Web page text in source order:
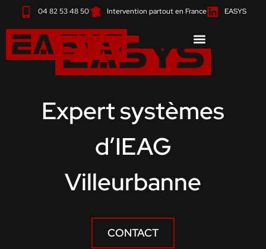
contenu
04 82 53 48 50 Intervention partout en France EASYS
Expert systèmes
d’IEAG
Villeurbanne
CONTACT